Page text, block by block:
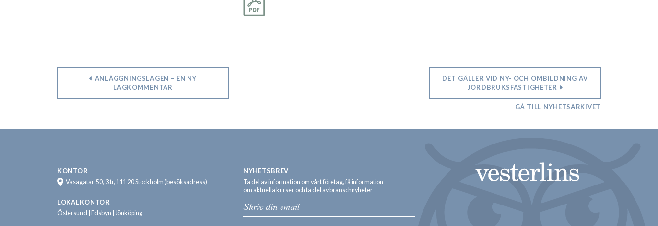
ANLÄGGNINGSLAGEN – EN NY
LAGKOMMENTAR
DET GÄLLER VID NY- OCH OMBILDNING AV
JORDBRUKSFASTIGHETER
GÅ TILL NYHETSARKIVET
KONTOR
Vasagatan 50, 3 tr, 111 20 Stockholm (besöksadress)
LOKALKONTOR
Östersund | Edsbyn | Jönköping
NYHETSBREV
Ta del av information om vårt företag, få information
om aktuella kurser och ta del av branschnyheter